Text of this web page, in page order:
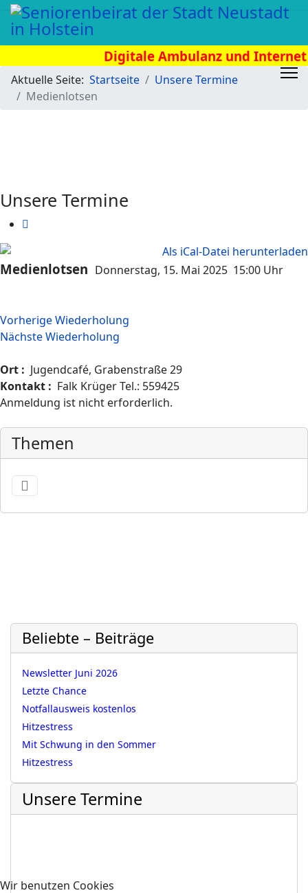
Digitale Ambulanz und Internet
02.09.2026
Aktuelle Seite: Startseite
Unsere Termine
Medienlotsen
Unsere Termine
Medienlotsen Donnerstag, 15. Mai 2025 15:00 Uhr
Vorherige Wiederholung
Nächste Wiederholung
Ort : Jugendcafé, Grabenstraße 29
Kontakt : Falk Krüger Tel.: 559425
Anmeldung ist nicht erforderlich.
Themen
Beliebte – Beiträge
Newsletter Juni 2026
Letzte Chance
Notfallausweis kostenlos
Hitzestress
Mit Schwung in den Sommer
Hitzestress
Unsere Termine
Wir benutzen Cookies